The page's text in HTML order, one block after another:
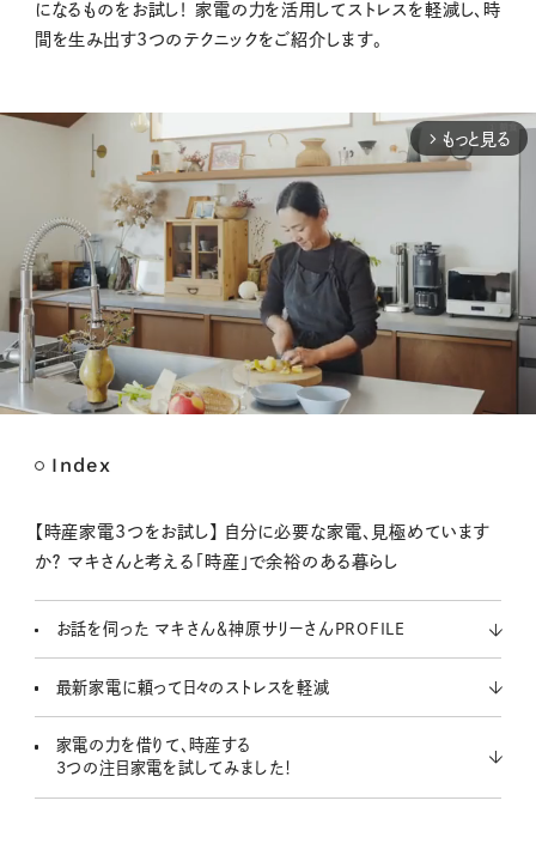
になるものをお試し！ 家電の力を活用してストレスを軽減し、時
間を生み出す3つのテクニックをご紹介します。
arrow_forward_ios もっと見る
t
Index
【時産家電3つをお試し】 自分に必要な家電、見極めています
か？ マキさんと考える「時産」で余裕のある暮らし
お話を伺った マキさん＆神原サリーさんPROFILE
最新家電に頼って日々のストレスを軽減
家電の力を借りて、時産する
3つの注目家電を試してみました！